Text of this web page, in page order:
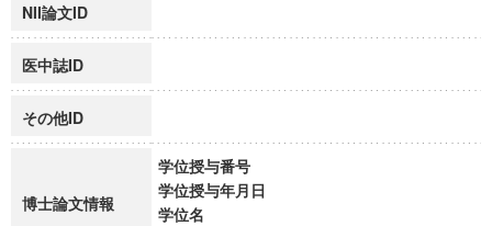
NII論文ID
医中誌ID
その他ID
博士論文情報
学位授与番号
学位授与年月日
学位名